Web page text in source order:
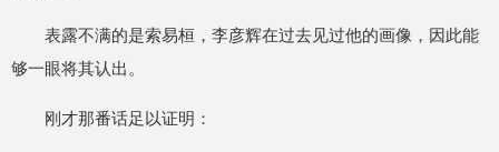
表露不满的是索易桓，李彦辉在过去见过他的画像，因此能
够一眼将其认出。
刚才那番话足以证明：